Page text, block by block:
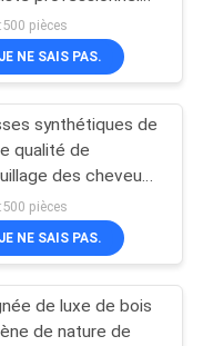
la ceinture de
pièces
NE SAIS PAS.
synthétiques de
qualité de
des cheveux
avec la poche
pièces
NE SAIS PAS.
de luxe de bois
de nature de